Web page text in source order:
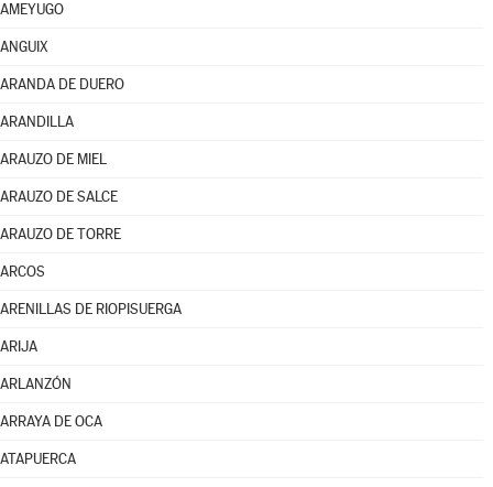
AMEYUGO
ANGUIX
ARANDA DE DUERO
ARANDILLA
ARAUZO DE MIEL
ARAUZO DE SALCE
ARAUZO DE TORRE
ARCOS
ARENILLAS DE RIOPISUERGA
ARIJA
ARLANZÓN
ARRAYA DE OCA
ATAPUERCA